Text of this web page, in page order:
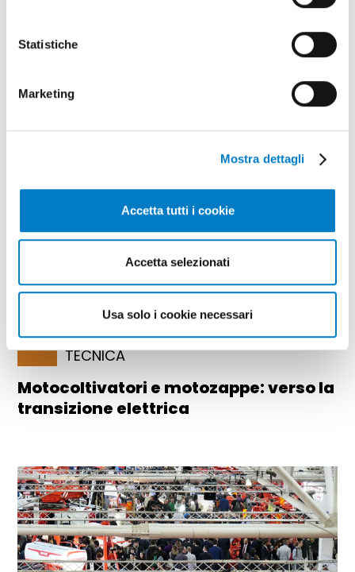
Statistiche
Marketing
Mostra dettagli
Accetta tutti i cookie
Accetta selezionati
Usa solo i cookie necessari
Potrebbe interessarti
anche
TECNICA
Motocoltivatori e motozappe: verso la
transizione elettrica